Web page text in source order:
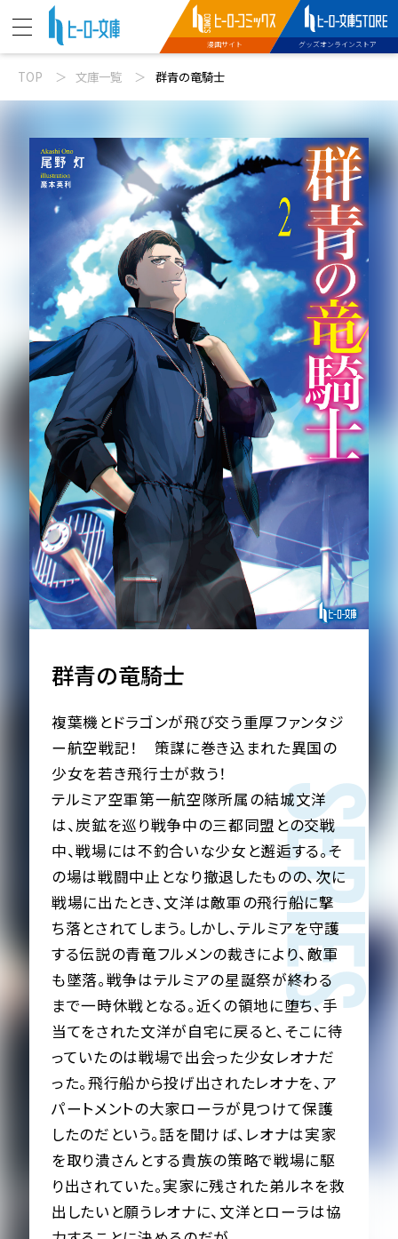
ニュース
動画
文庫新刊
コミックス配信
特設サイト
ヒーロー文庫
ヒーローコミックス
漫画サイト グッズオンラインストア
TOP 文庫一覧 群青の竜騎士
SERIES
群青の竜騎士
複葉機とドラゴンが飛び交う重厚ファンタジ
ー航空戦記！ 策謀に巻き込まれた異国の
少女を若き飛行士が救う！
テルミア空軍第一航空隊所属の結城文洋
は、炭鉱を巡り戦争中の三都同盟との交戦
中、戦場には不釣合いな少女と邂逅する。そ
の場は戦闘中止となり撤退したものの、次に
戦場に出たとき、文洋は敵軍の飛行船に撃
ち落とされてしまう。しかし、テルミアを守護
する伝説の青竜フルメンの裁きにより、敵軍
も墜落。戦争はテルミアの星誕祭が終わる
まで一時休戦となる。近くの領地に堕ち、手
当てをされた文洋が自宅に戻ると、そこに待
っていたのは戦場で出会った少女レオナだ
った。飛行船から投げ出されたレオナを、ア
パートメントの大家ローラが見つけて保護
したのだという。話を聞けば、レオナは実家
を取り潰さんとする貴族の策略で戦場に駆
り出されていた。実家に残された弟ルネを救
出したいと願うレオナに、文洋とローラは協